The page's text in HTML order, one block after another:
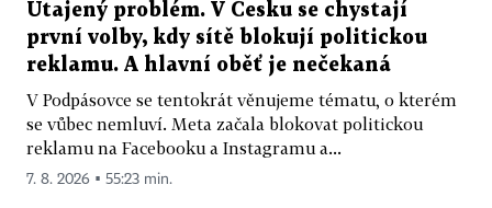
Utajený problém. V Česku se chystají
první volby, kdy sítě blokují politickou
reklamu. A hlavní oběť je nečekaná
V Podpásovce se tentokrát věnujeme tématu, o kterém
se vůbec nemluví. Meta začala blokovat politickou
reklamu na Facebooku a Instagramu a...
7. 8. 2026 ▪ 55:23 min.